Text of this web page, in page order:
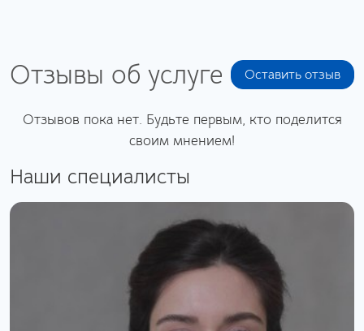
Отзывы об услуге Оставить отзыв
Отзывов пока нет. Будьте первым, кто поделится
своим мнением!
Наши специалисты